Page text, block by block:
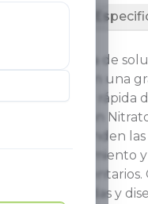
línea completa de
al suelo, con una
y de muy rápida
elaboradas con
mix atienden
máximo rendimiento
manejo de inventarios.
balanceadas y